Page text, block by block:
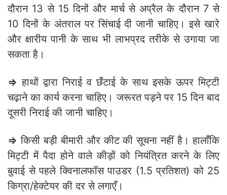
दौरान 13 से 15 दिनों और मार्च से अप्रैल के दौरान 7 से
10 दिनों के अंतराल पर सिंचाई दी जानी चाहिए। इसे खारे
और क्षारीय पानी के साथ भी लाभप्रद तरीके से उगाया जा
सकता है।
⇒ हाथों द्वारा निराई व छँटाई के साथ इसके ऊपर मिट्टी
चढ़ाने का कार्य करना चाहिए। जरूरत पड़ने पर 15 दिन बाद
दूसरी निराई की जानी चाहिए।
⇒ किसी बड़ी बीमारी और कीट की सूचना नहीं है। हालाँकि
मिट्टी में पैदा होने वाले कीड़ों को नियंत्रित करने के लिए
बुवाई से पहले क्विनालफॉस पाउडर (1.5 प्रतिशत) को 25
किग्रा/हेक्टेयर की दर से लगाएँ।